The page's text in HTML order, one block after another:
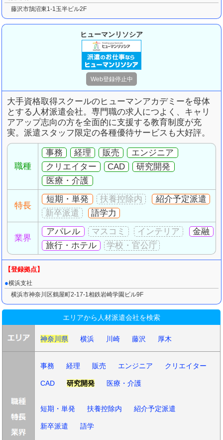
藤沢市鵠沼東1-1玉半ビル2F
ヒューマンリソシア
大手資格取得スクールのヒューマンアカデミーを母体
とする人材派遣会社。 専門職の求人につよく、キャリ
アアップ志向の方を全面的に支援する教育制度が充
実。 派遣スタッフ限定の各種優待サービスも大好評。
職種
事務 経理 販売
エンジニア
クリエイター
CAD
研究開発
医療・介護
特長
短期・単発
紹介予定派遣
語学力
業界
アパレル
金融
旅行・ホテル
横浜支社
横浜市神奈川区鶴屋町2-17-1相鉄岩崎学園ビル9F
エリアから人材派遣会社を検索
神奈川県 横浜 川崎 藤沢 厚木
事務 経理 販売 エンジニア クリエイター
CAD 研究開発 医療・介護
短期・単発 扶養控除内 紹介予定派遣
新卒派遣 語学